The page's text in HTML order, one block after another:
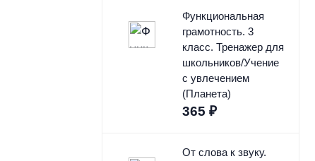
Функциональная
грамотность. 3
класс. Тренажер для
школьников/Учение
с увлечением
(Планета)
365 ₽
От слова к звуку.